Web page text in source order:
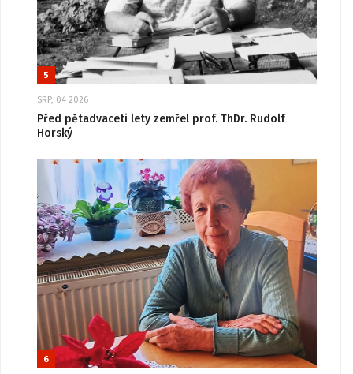
5
SRP, 04 2026
Před pětadvaceti lety zemřel prof. ThDr. Rudolf
Horský
6